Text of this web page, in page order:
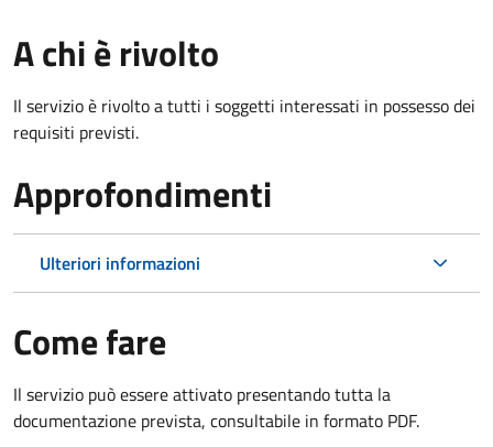
A chi è rivolto
Il servizio è rivolto a tutti i soggetti interessati in possesso dei
requisiti previsti.
Approfondimenti
Ulteriori informazioni
Come fare
Il servizio può essere attivato presentando tutta la
documentazione prevista, consultabile in formato PDF.